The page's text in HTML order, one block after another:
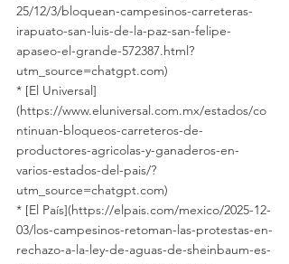
25/12/3/bloquean-campesinos-carreteras-
irapuato-san-luis-de-la-paz-san-felipe-
apaseo-el-grande-572387.html?
utm_source=chatgpt.com)
* [El Universal]
(https://www.eluniversal.com.mx/estados/co
ntinuan-bloqueos-carreteros-de-
productores-agricolas-y-ganaderos-en-
varios-estados-del-pais/?
utm_source=chatgpt.com)
* [El País](https://elpais.com/mexico/2025-12-
03/los-campesinos-retoman-las-protestas-en-
rechazo-a-la-ley-de-aguas-de-sheinbaum-es-